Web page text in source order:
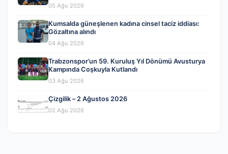
05 Ağu 2026
Kumsalda güneşlenen kadına cinsel taciz iddiası:
Gözaltına alındı
04 Ağu 2026
Trabzonspor’un 59. Kuruluş Yıl Dönümü Avusturya
Kampında Coşkuyla Kutlandı
03 Ağu 2026
Çizgilik – 2 Ağustos 2026
02 Ağu 2026